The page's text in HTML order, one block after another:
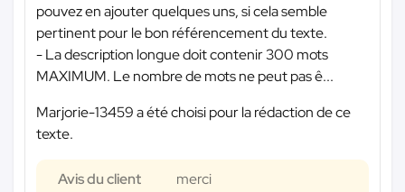
pouvez en ajouter quelques uns, si cela semble
pertinent pour le bon référencement du texte.
- La description longue doit contenir 300 mots
MAXIMUM. Le nombre de mots ne peut pas ê...
Marjorie-13459 a été choisi pour la rédaction de ce
texte.
Avis du client merci